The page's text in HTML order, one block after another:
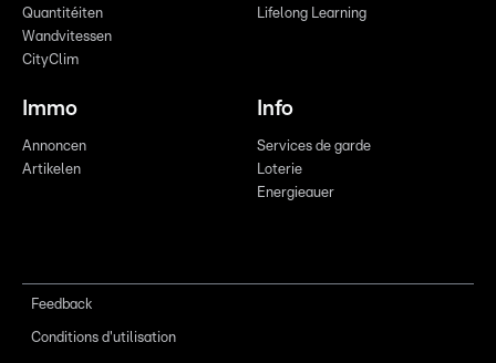
Quantitéiten
Wandvitessen
CityClim
Lifelong Learning
Immo
Annoncen
Artikelen
Info
Services de garde
Loterie
Energieauer
Feedback
Conditions d'utilisation